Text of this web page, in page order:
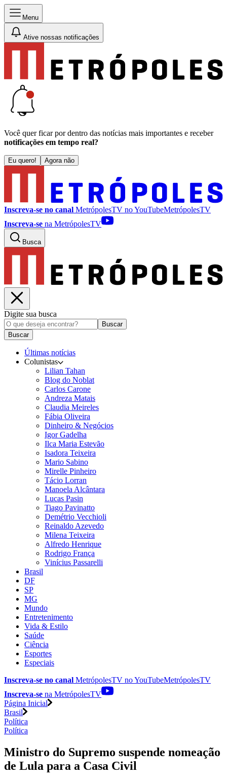
Menu
Ative nossas notificações
Você quer ficar por dentro das notícias mais importantes e receber
notificações em tempo real?
Eu quero! Agora não
Inscreva-se no canal MetrópolesTV noYouTubeMetrópolesTV
Inscreva-se na MetrópolesTV
Busca
Digite sua busca
Buscar
Buscar
Últimas notícias
Colunistas
Lilian Tahan
Blog do Noblat
Carlos Carone
Andreza Matais
Claudia Meireles
Fábia Oliveira
Dinheiro & Negócios
Igor Gadelha
Ilca Maria Estevão
Isadora Teixeira
Mario Sabino
Mirelle Pinheiro
Tácio Lorran
Manoela Alcântara
Lucas Pasin
Tiago Pavinatto
Demétrio Vecchioli
Reinaldo Azevedo
Milena Teixeira
Alfredo Henrique
Rodrigo França
Vinícius Passarelli
Brasil
DF
SP
MG
Mundo
Entretenimento
Vida & Estilo
Saúde
Ciência
Esportes
Especiais
Inscreva-se no canal MetrópolesTV noYouTubeMetrópolesTV
Inscreva-se na MetrópolesTV
Página Inicial
Brasil
Política
Política
Ministro do Supremo suspende nomeação
de Lula para a Casa Civil